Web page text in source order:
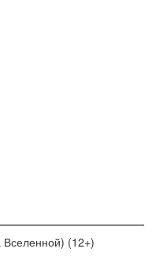
Вселенной) (12+)